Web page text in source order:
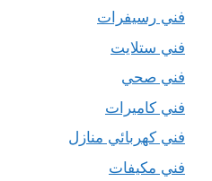
فني رسيفرات
فني ستلايت
فني صحي
فني كاميرات
فني كهربائي منازل
فني مكيفات